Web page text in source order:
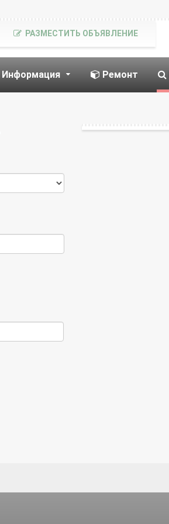
Информация Ремонт
РАЗМЕСТИТЬ ОБЪЯВЛЕНИЕ